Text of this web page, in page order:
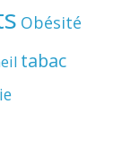
Obésité
tabac